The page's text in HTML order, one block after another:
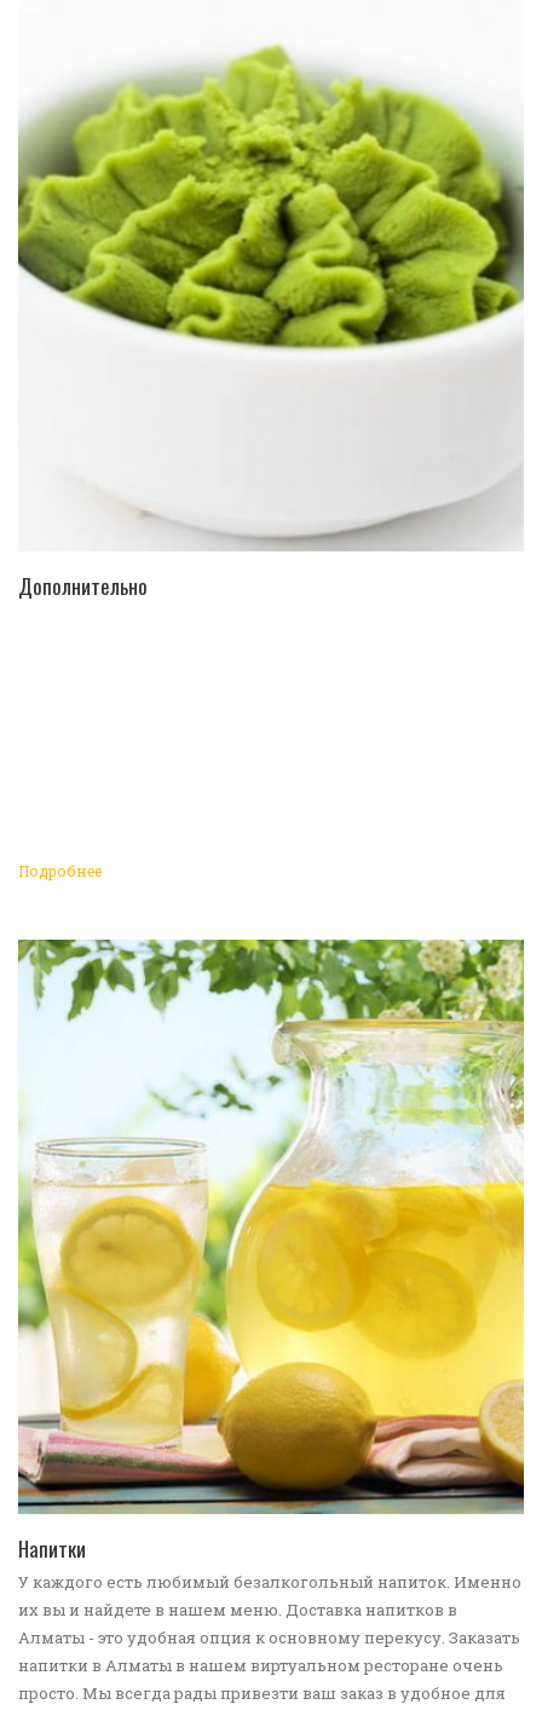
Дополнительно
Подробнее
Напитки
У каждого есть любимый безалкогольный напиток. Именно
их вы и найдете в нашем меню. Доставка напитков в
Алматы - это удобная опция к основному перекусу. Заказать
напитки в Алматы в нашем виртуальном ресторане очень
просто. Мы всегда рады привезти ваш заказ в удобное для